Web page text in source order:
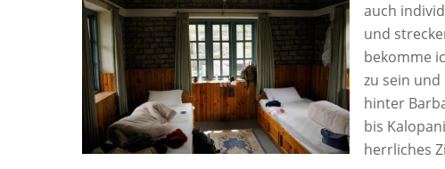
auch
und
bekomme
zu sein
hinter
bis
herrliches